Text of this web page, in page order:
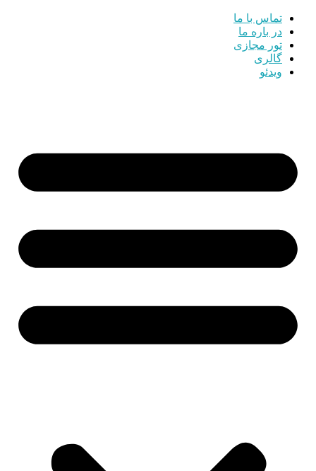
تماس با ما
در باره ما
تور مجازی
گالری
ویدئو